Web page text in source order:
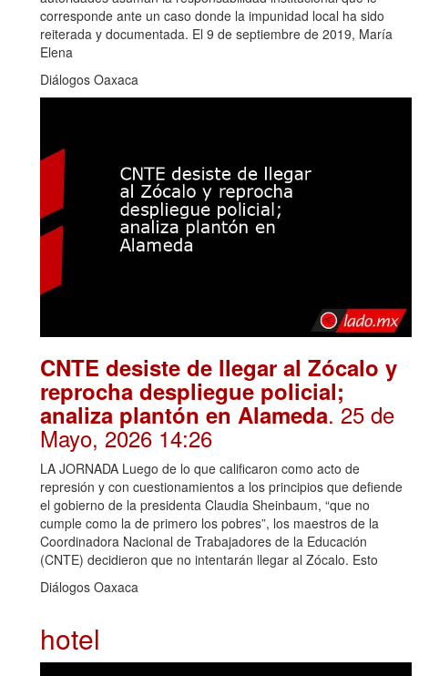
corresponde ante un caso donde la impunidad local ha sido
reiterada y documentada. El 9 de septiembre de 2019, María
Elena
Diálogos Oaxaca
CNTE desiste de llegar al Zócalo y
reprocha despliegue policial;
analiza plantón en Alameda. 25 de
Mayo, 2026 14:26
LA JORNADA Luego de lo que calificaron como acto de
represión y con cuestionamientos a los principios que defiende
el gobierno de la presidenta Claudia Sheinbaum, “que no
cumple como la de primero los pobres”, los maestros de la
Coordinadora Nacional de Trabajadores de la Educación
(CNTE) decidieron que no intentarán llegar al Zócalo. Esto
Diálogos Oaxaca
hotel